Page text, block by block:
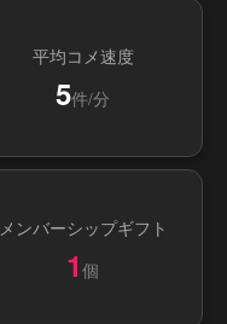
平均コメ速度
5件/分
メンバーシップギフト
1 個